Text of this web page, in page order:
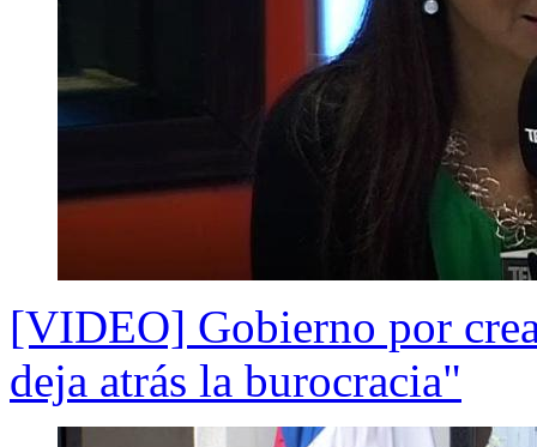
[VIDEO] Gobierno por
deja atrás la burocracia"